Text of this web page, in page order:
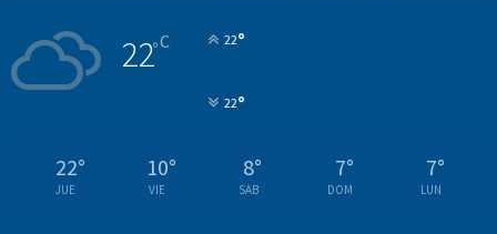
22°C 22°
22°
22°
JUE
10°
VIE
8°
SAB
7°
DOM
7°
LUN